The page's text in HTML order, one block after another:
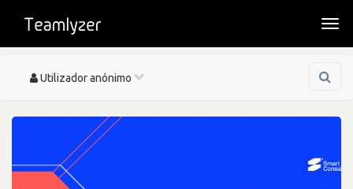
Toggle
Utilizador anónimo